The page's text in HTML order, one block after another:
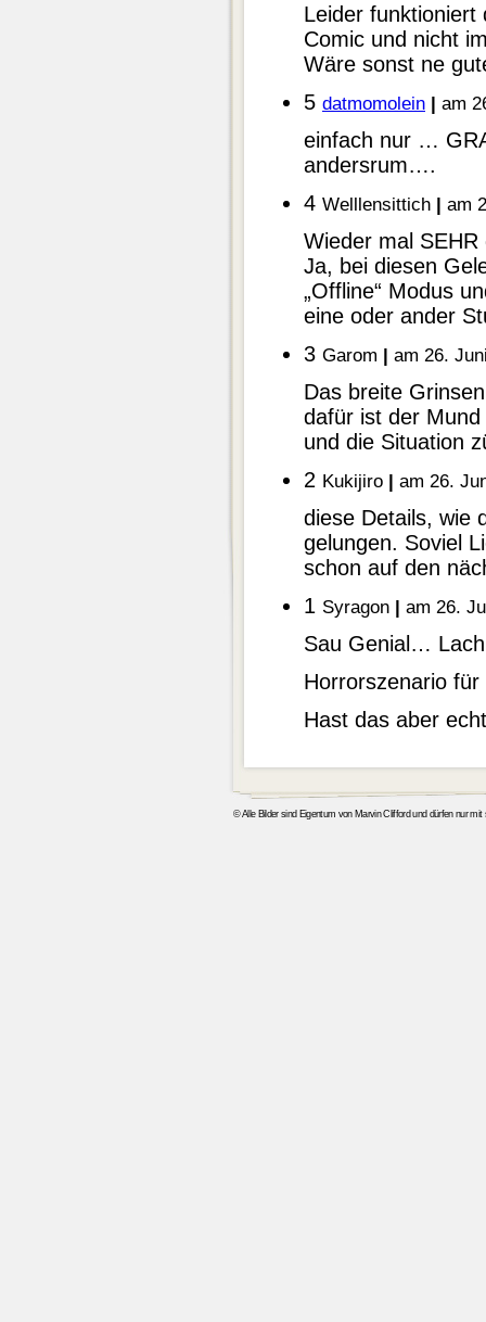
Leider funktioniert
Comic und nicht
Wäre sonst ne
5 datmomolein | am
einfach nur …
andersrum….
4 Welllensittich | am
Wieder mal
Ja, bei diesen
„Offline“ Modus
eine oder ander
3 Garom | am 26.
Das breite
dafür ist der
und die Situation
2 Kukijiro | am 26.
diese Details, wie
gelungen. Soviel
schon auf den
1 Syragon | am 26.
Sau Genial…
Horrorszenario
Hast das aber
© Alle Bilder sind Eigentum von Marvin Clifford und dürfen nur